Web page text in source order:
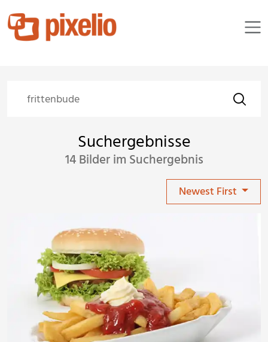
Suchergebnisse
14 Bilder im Suchergebnis
Newest First